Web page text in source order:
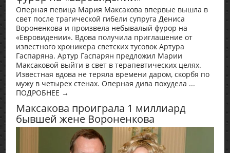
Оперная певица Мария Максакова впервые вышла в
свет после трагической гибели супруга Дениса
Вороненкова и произвела небывалый фурор на
«Евровидении». Вдова получила приглашение от
известного хроникера светских тусовок Артура
Гаспаряна. Артур Гаспарян предложил Марии
Максаковой выйти в свет в терапевтических целях.
Известная вдова не теряла времени даром, скорбя по
мужу в четырех стенах. Оперная дива похудела ...
ПОДРОБНЕЕ →
Максакова проиграла 1 миллиард
бывшей жене Вороненкова